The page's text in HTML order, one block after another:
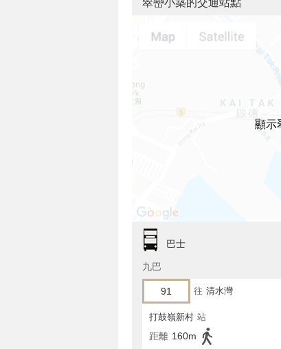
翠巒小築的交通站點
顯示
巴士
九巴
91 往 清水灣
打鼓嶺新村 站
距離 160m